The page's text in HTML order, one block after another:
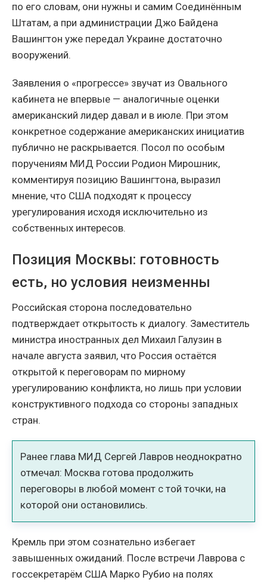
по его словам, они нужны и самим Соединённым
Штатам, а при администрации Джо Байдена
Вашингтон уже передал Украине достаточно
вооружений.
Заявления о «прогрессе» звучат из Овального
кабинета не впервые — аналогичные оценки
американский лидер давал и в июле. При этом
конкретное содержание американских инициатив
публично не раскрывается. Посол по особым
поручениям МИД России Родион Мирошник,
комментируя позицию Вашингтона, выразил
мнение, что США подходят к процессу
урегулирования исходя исключительно из
собственных интересов.
Позиция Москвы: готовность
есть, но условия неизменны
Российская сторона последовательно
подтверждает открытость к диалогу. Заместитель
министра иностранных дел Михаил Галузин в
начале августа заявил, что Россия остаётся
открытой к переговорам по мирному
урегулированию конфликта, но лишь при условии
конструктивного подхода со стороны западных
стран.
Ранее глава МИД Сергей Лавров неоднократно
отмечал: Москва готова продолжить
переговоры в любой момент с той точки, на
которой они остановились.
Кремль при этом сознательно избегает
завышенных ожиданий. После встречи Лаврова с
госсекретарём США Марко Рубио на полях